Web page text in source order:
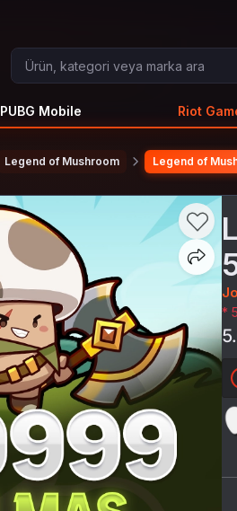
PUBG Mobile Riot
Legend of Mushroom Legend of
*